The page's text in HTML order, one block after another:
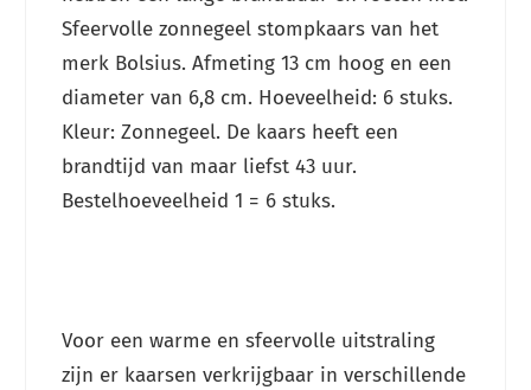
Sfeervolle zonnegeel stompkaars van het
merk Bolsius. Afmeting 13 cm hoog en een
diameter van 6,8 cm. Hoeveelheid: 6 stuks.
Kleur: Zonnegeel. De kaars heeft een
brandtijd van maar liefst 43 uur.
Bestelhoeveelheid 1 = 6 stuks.
Voor een warme en sfeervolle uitstraling
zijn er kaarsen verkrijgbaar in verschillende